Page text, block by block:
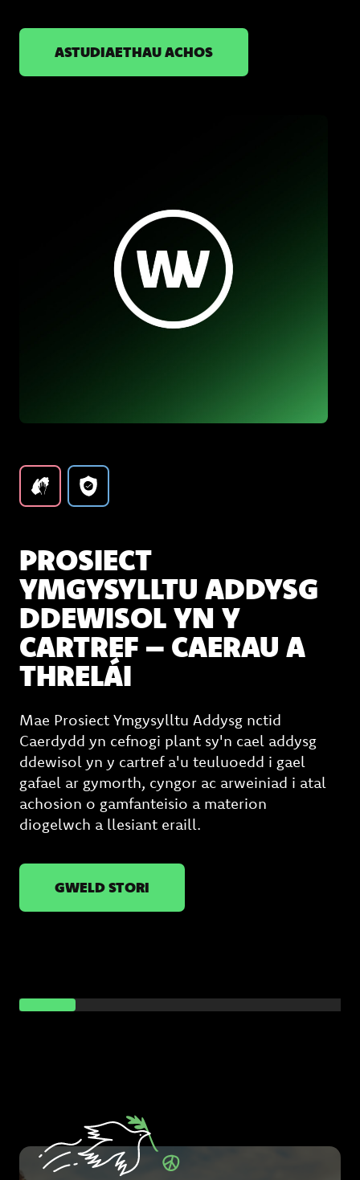
ASTUDIAETHAU ACHOS
PROSIECT
YMGYSYLLTU ADDYSG
DDEWISOL YN Y
CARTREF – CAERAU A
THRELÁI
Mae Prosiect Ymgysylltu Addysg nctid
Caerdydd yn cefnogi plant sy'n cael addysg
ddewisol yn y cartref a'u teuluoedd i gael
gafael ar gymorth, cyngor ac arweiniad i atal
achosion o gamfanteisio a materion
diogelwch a llesiant eraill.
GWELD STORI